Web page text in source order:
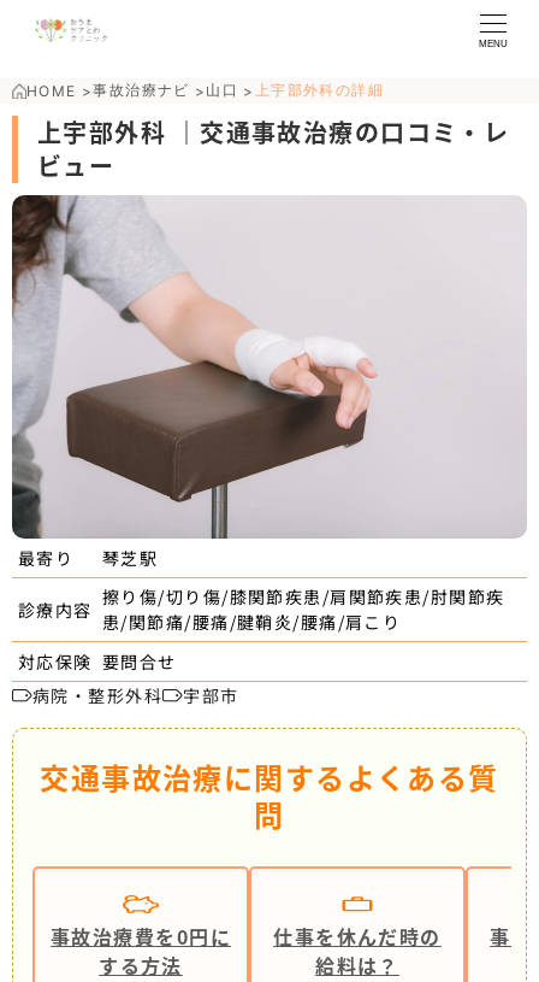
MENU
HOME >事故治療ナビ > 山口 > 上宇部外科の詳細
上宇部外科 ｜交通事故治療の口コミ・レ
ビュー
最寄り 琴芝駅
診療内容
擦り傷/切り傷/膝関節疾患/肩関節疾患/肘関節疾
患/関節痛/腰痛/腱鞘炎/腰痛/肩こり
対応保険 要問合せ
病院・整形外科
宇部市
交通事故治療に関するよくある質
問
事故治療費を0円に
する方法
仕事を休んだ時の
給料は？
事故